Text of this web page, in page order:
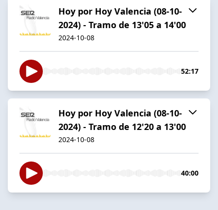
Hoy por Hoy Valencia (08-10-
2024) - Tramo de 13'05 a 14'00
2024-10-08
52:17
Hoy por Hoy Valencia (08-10-
2024) - Tramo de 12'20 a 13'00
2024-10-08
40:00